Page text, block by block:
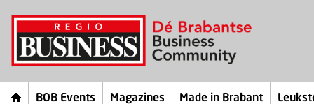
BOB Events Magazines Made in Brabant